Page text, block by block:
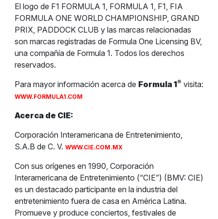
El logo de F1 FORMULA 1, FORMULA 1, F1, FIA
FORMULA ONE WORLD CHAMPIONSHIP, GRAND
PRIX, PADDOCK CLUB y las marcas relacionadas
son marcas registradas de Formula One Licensing BV,
una compañía de Formula 1. Todos los derechos
reservados.
Para mayor información acerca de Formula 1® visita:
WWW.FORMULA1.COM
Acerca de CIE:
Corporación Interamericana de Entretenimiento,
S.A.B de C. V. WWW.CIE.COM.MX
Con sus orígenes en 1990, Corporación
Interamericana de Entretenimiento (“CIE”) (BMV: CIE)
es un destacado participante en la industria del
entretenimiento fuera de casa en América Latina.
Promueve y produce conciertos, festivales de